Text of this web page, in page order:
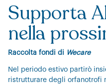
Supporta
nella
Raccolta fondi di Wecare
Nel periodo estivo partirò
ristrutturare degli orfanotrofi